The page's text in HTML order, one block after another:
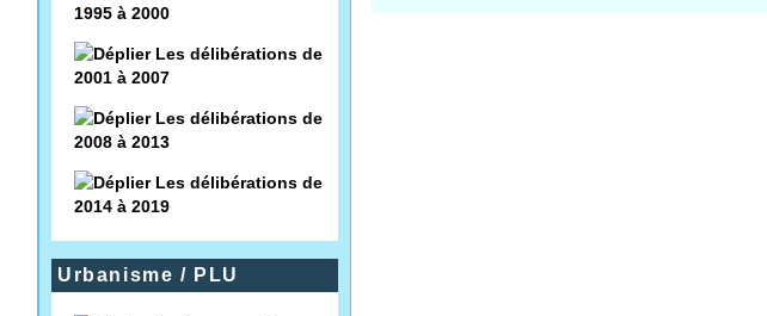
1995 à 2000
Les délibérations de
2001 à 2007
Les délibérations de
2008 à 2013
Les délibérations de
2014 à 2019
Urbanisme / PLU